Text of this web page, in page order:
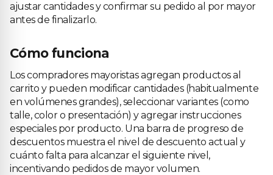
ajustar cantidades y confirmar su pedido al por mayor
antes de finalizarlo.
Cómo funciona
Los compradores mayoristas agregan productos al
carrito y pueden modificar cantidades (habitualmente
en volúmenes grandes), seleccionar variantes (como
talle, color o presentación) y agregar instrucciones
especiales por producto. Una barra de progreso de
descuentos muestra el nivel de descuento actual y
cuánto falta para alcanzar el siguiente nivel,
incentivando pedidos de mayor volumen.